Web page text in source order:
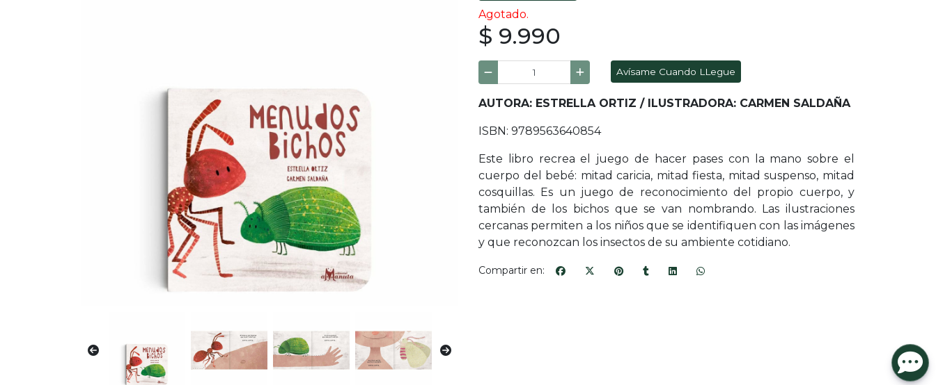
Agotado.
$ 9.990
Avísame Cuando LLegue
AUTORA: ESTRELLA ORTIZ / ILUSTRADORA: CARMEN SALDAÑA
ISBN: 9789563640854
Este libro recrea el juego de hacer pases con la mano sobre el
cuerpo del bebé: mitad caricia, mitad fiesta, mitad suspenso, mitad
cosquillas. Es un juego de reconocimiento del propio cuerpo, y
también de los bichos que se van nombrando. Las ilustraciones
cercanas permiten a los niños que se identifiquen con las imágenes
y que reconozcan los insectos de su ambiente cotidiano.
Compartir en: